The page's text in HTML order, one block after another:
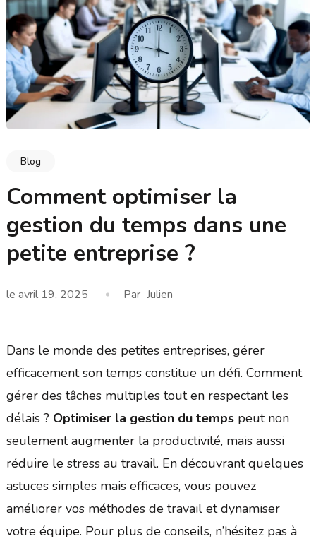
Blog
Comment optimiser la
gestion du temps dans une
petite entreprise ?
le avril 19, 2025 Par Julien
Dans le monde des petites entreprises, gérer
efficacement son temps constitue un défi. Comment
gérer des tâches multiples tout en respectant les
délais ? Optimiser la gestion du tempspeut non
seulement augmenter la productivité, mais aussi
réduire le stress au travail. En découvrant quelques
astuces simples mais efficaces, vous pouvez
améliorer vos méthodes de travail et dynamiser
votre équipe. Pour plus de conseils, n’hésitez pas à